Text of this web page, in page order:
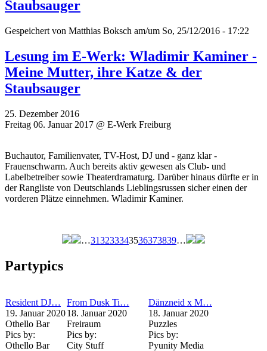
Staubsauger
Gespeichert von Matthias Boksch am/um So, 25/12/2016 - 17:22
Lesung im E-Werk: Wladimir Kaminer -
Meine Mutter, ihre Katze & der
Staubsauger
25. Dezember 2016
Freitag 06. Januar 2017 @ E-Werk Freiburg
Buchautor, Familienvater, TV-Host, DJ und - ganz klar -
Frauenschwarm. Auch bereits aktiv gewesen als Club- und
Labelbetreiber sowie Theaterdramaturg. Darüber hinaus dürfte er in
der Rangliste von Deutschlands Lieblingsrussen sicher einen der
vorderen Plätze einnehmen. Wladimir Kaminer.
…313233343536373839…
Partypics
Resident DJ…
19. Januar 2020
Othello Bar
Pics by:
Othello Bar
From Dusk Ti…
18. Januar 2020
Freiraum
Pics by:
City Stuff
Dänzneid x M…
18. Januar 2020
Puzzles
Pics by:
Pyunity Media